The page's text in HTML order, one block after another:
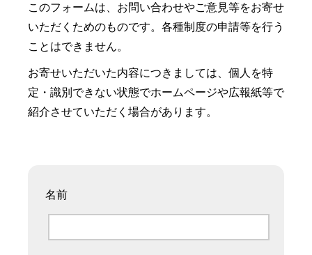
このフォームは、お問い合わせやご意見等をお寄せ
いただくためのものです。各種制度の申請等を行う
ことはできません。
お寄せいただいた内容につきましては、個人を特
定・識別できない状態でホームページや広報紙等で
紹介させていただく場合があります。
名前